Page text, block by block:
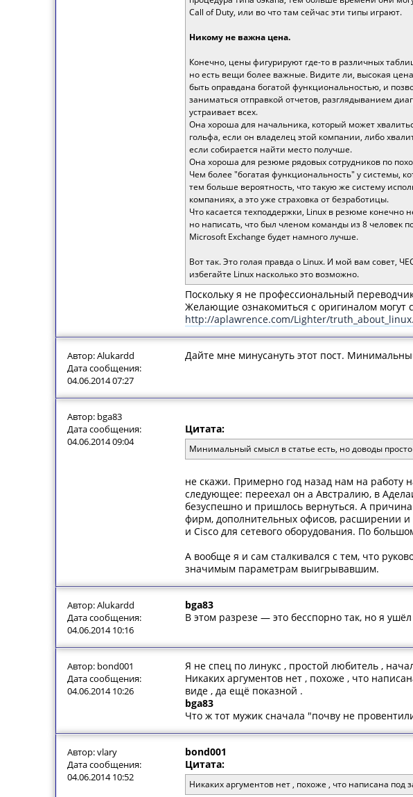
Call of Duty, или во что там сейчас эти типы играют.
Никому не важна цена.
Конечно, цены фигурируют где-то в различных
но есть вещи более важные. Видите ли, высокая
быть оправдана богатой функциональностью, и
заниматься отправкой отчетов, разглядыванием
устраивает всех.
Она хороша для начальника, который может
гольфа, если он владелец этой компании, либо
если собирается найти место получше.
Она хороша для резюме рядовых сотрудников по
Чем более "богатая функциональность" у системы,
тем больше вероятность, что такую же систему
компаниях, а это уже страховка от безработицы.
Что касается техподдержки, Linux в резюме конечно
но написать, что был членом команды из 8 человек
Microsoft Exchange будет намного лучше.
Вот так. Это голая правда о Linux. И мой вам совет,
избегайте Linux насколько это возможно.
Поскольку я не профессиональный
Желающие ознакомиться с оригиналом могут
http://aplawrence.com/Lighter/
Автор: Alukardd
Дата сообщения:
04.06.2014 07:27
Дайте мне минусануть этот пост.
Автор: bga83
Дата сообщения:
04.06.2014 09:04
Цитата:
Минимальный смысл в статье есть, но доводы
не скажи. Примерно год назад нам на работу
следующее: переехал он а Австралию, в
безуспешно и пришлось вернуться. А
фирм, дополнительных офисов, расширении
и Cisco для сетевого оборудования. По
А вообще я и сам сталкивался с тем, что
значимым параметрам выигрывавшим.
Автор: Alukardd
Дата сообщения:
04.06.2014 10:16
bga83
В этом разрезе — это бесспорно так, но я
Автор: bond001
Дата сообщения:
04.06.2014 10:26
Я не спец по линукс , простой любитель ,
Никаких аргументов нет , похоже , что
виде , да ещё показной .
bga83
Что ж тот мужик сначала "почву не
Автор: vlary
Дата сообщения:
04.06.2014 10:52
bond001
Цитата:
Никаких аргументов нет , похоже , что написана под